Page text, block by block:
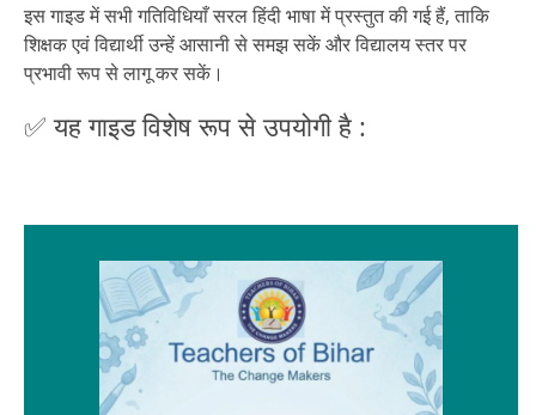
इस गाइड में सभी गतिविधियाँ सरल हिंदी भाषा में प्रस्तुत की गई हैं, ताकि
शिक्षक एवं विद्यार्थी उन्हें आसानी से समझ सकें और विद्यालय स्तर पर
प्रभावी रूप से लागू कर सकें।
✅ यह गाइड विशेष रूप से उपयोगी है :